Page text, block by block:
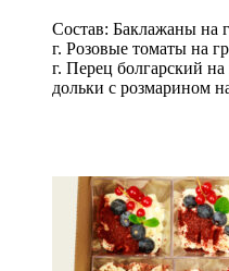
Состав: Баклажаны на
г. Розовые томаты на
г. Перец болгарский
дольки с розмарином